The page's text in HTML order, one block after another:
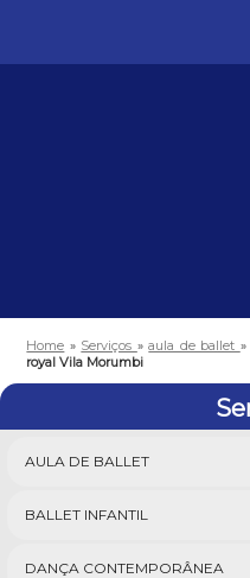
Home » Serviços »aula de ballet
royal Vila Morumbi
AULA DE BALLET
BALLET INFANTIL
DANÇA CONTEMPORÂNEA